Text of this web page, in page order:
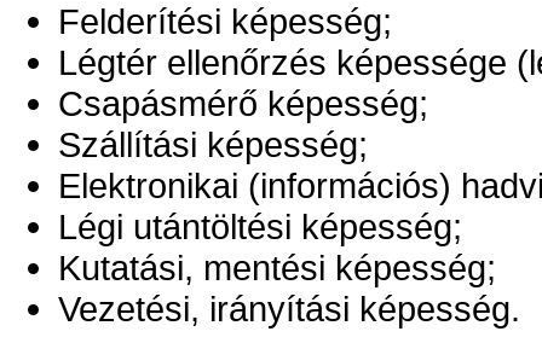
Felderítési képesség;
Légtér ellenőrzés képessége
Csapásmérő képesség;
Szállítási képesség;
Elektronikai (információs)
Légi utántöltési képesség;
Kutatási, mentési képesség;
Vezetési, irányítási képesség.